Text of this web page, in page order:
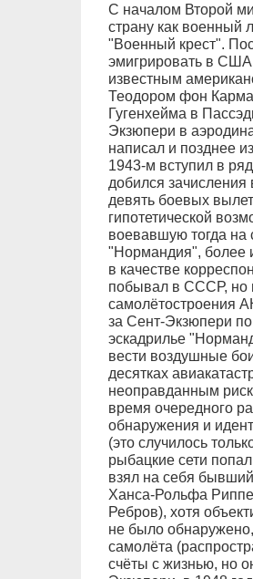
С началом Второй
страну как военный
"Военный крест".
эмигрировать в
известным
Теодором фон
Гугенхейма в
Экзюпери в
написал и позднее
1943-м вступил в
добился
девять боевых
гипотетической
воевавшую тогда на
"Нормандия", более
в качестве
побывал в СССР, но
самолётостроения
за Сент-Экзюпери
эскадрилье
вести воздушные
десятках
неоправданным
время очередного
обнаружения и
(это случилось
рыбацкие сети
взял на себя
Ханса-Рольфа
Ребров), хотя
не было обнаружено,
самолёта
счёты с жизнью, но